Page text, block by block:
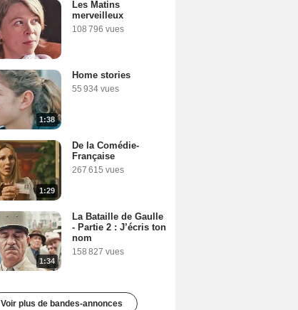
Les Matins
merveilleux
108 796 vues
1:38
Home stories
55 934 vues
1:29
De la Comédie-
Française
267 615 vues
1:34
La Bataille de Gaulle
- Partie 2 : J’écris ton
nom
158 827 vues
Voir plus de bandes-annonces